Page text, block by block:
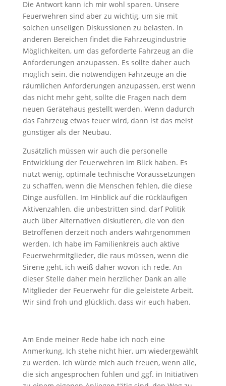
Die Antwort kann ich mir wohl sparen. Unsere
Feuerwehren sind aber zu wichtig, um sie mit
solchen unseligen Diskussionen zu belasten. In
anderen Bereichen findet die Fahrzeugindustrie
Möglichkeiten, um das geforderte Fahrzeug an die
Anforderungen anzupassen. Es sollte daher auch
möglich sein, die notwendigen Fahrzeuge an die
räumlichen Anforderungen anzupassen, erst wenn
das nicht mehr geht, sollte die Fragen nach dem
neuen Gerätehaus gestellt werden. Wenn dadurch
das Fahrzeug etwas teuer wird, dann ist das meist
günstiger als der Neubau.
Zusätzlich müssen wir auch die personelle
Entwicklung der Feuerwehren im Blick haben. Es
nützt wenig, optimale technische Voraussetzungen
zu schaffen, wenn die Menschen fehlen, die diese
Dinge ausfüllen. Im Hinblick auf die rückläufigen
Aktivenzahlen, die unbestritten sind, darf Politik
auch über Alternativen diskutieren, die von den
Betroffenen derzeit noch anders wahrgenommen
werden. Ich habe im Familienkreis auch aktive
Feuerwehrmitglieder, die raus müssen, wenn die
Sirene geht, ich weiß daher wovon ich rede. An
dieser Stelle daher mein herzlicher Dank an alle
Mitglieder der Feuerwehr für die geleistete Arbeit.
Wir sind froh und glücklich, dass wir euch haben.
Am Ende meiner Rede habe ich noch eine
Anmerkung. Ich stehe nicht hier, um wiedergewählt
zu werden. Ich würde mich auch freuen, wenn alle,
die sich angesprochen fühlen und ggf. in Initiativen